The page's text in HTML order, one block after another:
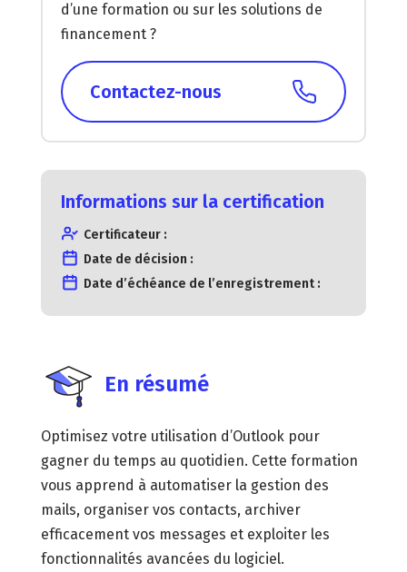
En résumé
Optimisez votre utilisation d’Outlook pour
gagner du temps au quotidien. Cette formation
vous apprend à automatiser la gestion des
mails, organiser vos contacts, archiver
efficacement vos messages et exploiter les
fonctionnalités avancées du logiciel.
d’une formation ou sur les solutions de
financement ?
Contactez-nous
Informations sur la certification
Certificateur :
Date de décision :
Date d’échéance de l’enregistrement :